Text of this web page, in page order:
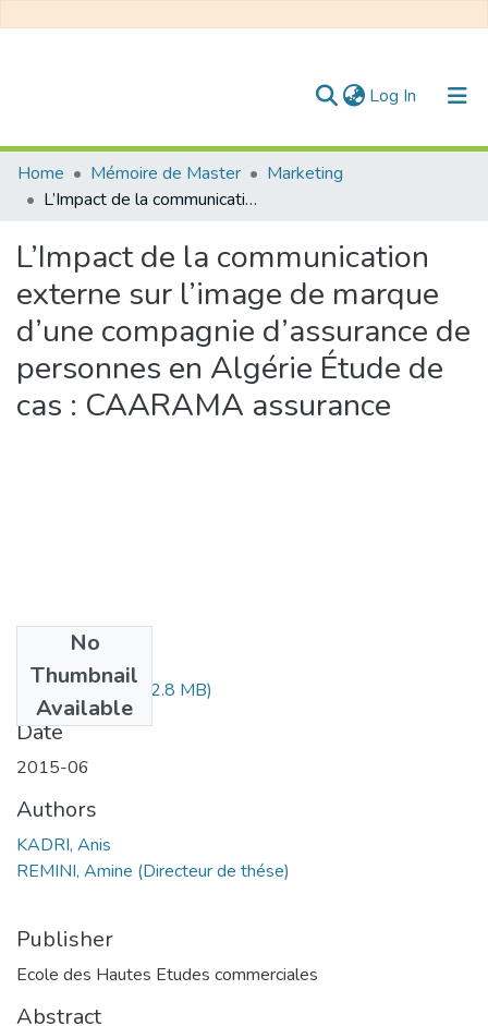
Log In (current)
Communities & Collections
All of DSpace
Statistics
Home Mémoire de Master
Marketing
L’Impact de la communication externe sur l’image de marque d’une compagnie d’assurance de personnes en Algérie Étude de cas : CAARAMA assurance
L’Impact de la communication
externe sur l’image de marque
d’une compagnie d’assurance de
personnes en Algérie Étude de
cas : CAARAMA assurance
No
Thumbnail
Available
Anis KADRI .pdf (2.8 MB)
Date
2015-06
Authors
KADRI, Anis
REMINI, Amine (Directeur de thése)
Publisher
Ecole des Hautes Etudes commerciales
Abstract